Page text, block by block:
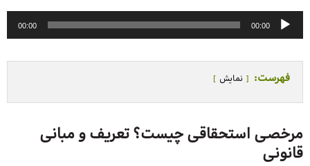
پخش‌کننده
صوت
00:00
00:00
فهرست: نمایش
مرخصی استحقاقی چیست؟ تعریف و مبانی
قانونی